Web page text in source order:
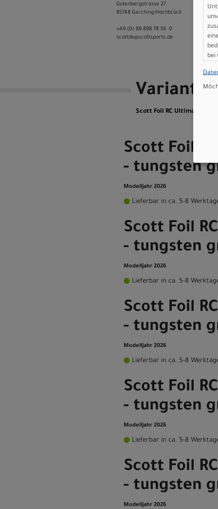
Gutenbergstrasse 27
85748 Garching-­Hochbrück
+49 (0) 89 898 78 36 ­ 0
scott­de@scott­sports.de
Varianten
Scott Foil RC Ultimate -
Scott Foil
- tungsten
Modelljahr 2026
Lieferbar in ca. 5-8
Scott Foil
- tungsten
Modelljahr 2026
Lieferbar in ca. 5-8
Scott Foil
- tungsten
Modelljahr 2026
Lieferbar in ca. 5-8
Scott Foil
- tungsten
Modelljahr 2026
Lieferbar in ca. 5-8
Scott Foil
- tungsten
Modelljahr 2026
bei